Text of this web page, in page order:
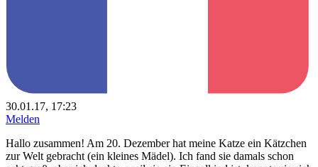
30.01.17, 17:23
Melden
Hallo zusammen! Am 20. Dezember hat meine Katze ein Kätzchen
zur Welt gebracht (ein kleines Mädel). Ich fand sie damals schon